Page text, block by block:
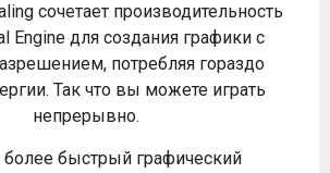
сочетает производительность
Engine для создания графики с
потребляя гораздо
Так что вы можете играть
непрерывно.
более быстрый графический